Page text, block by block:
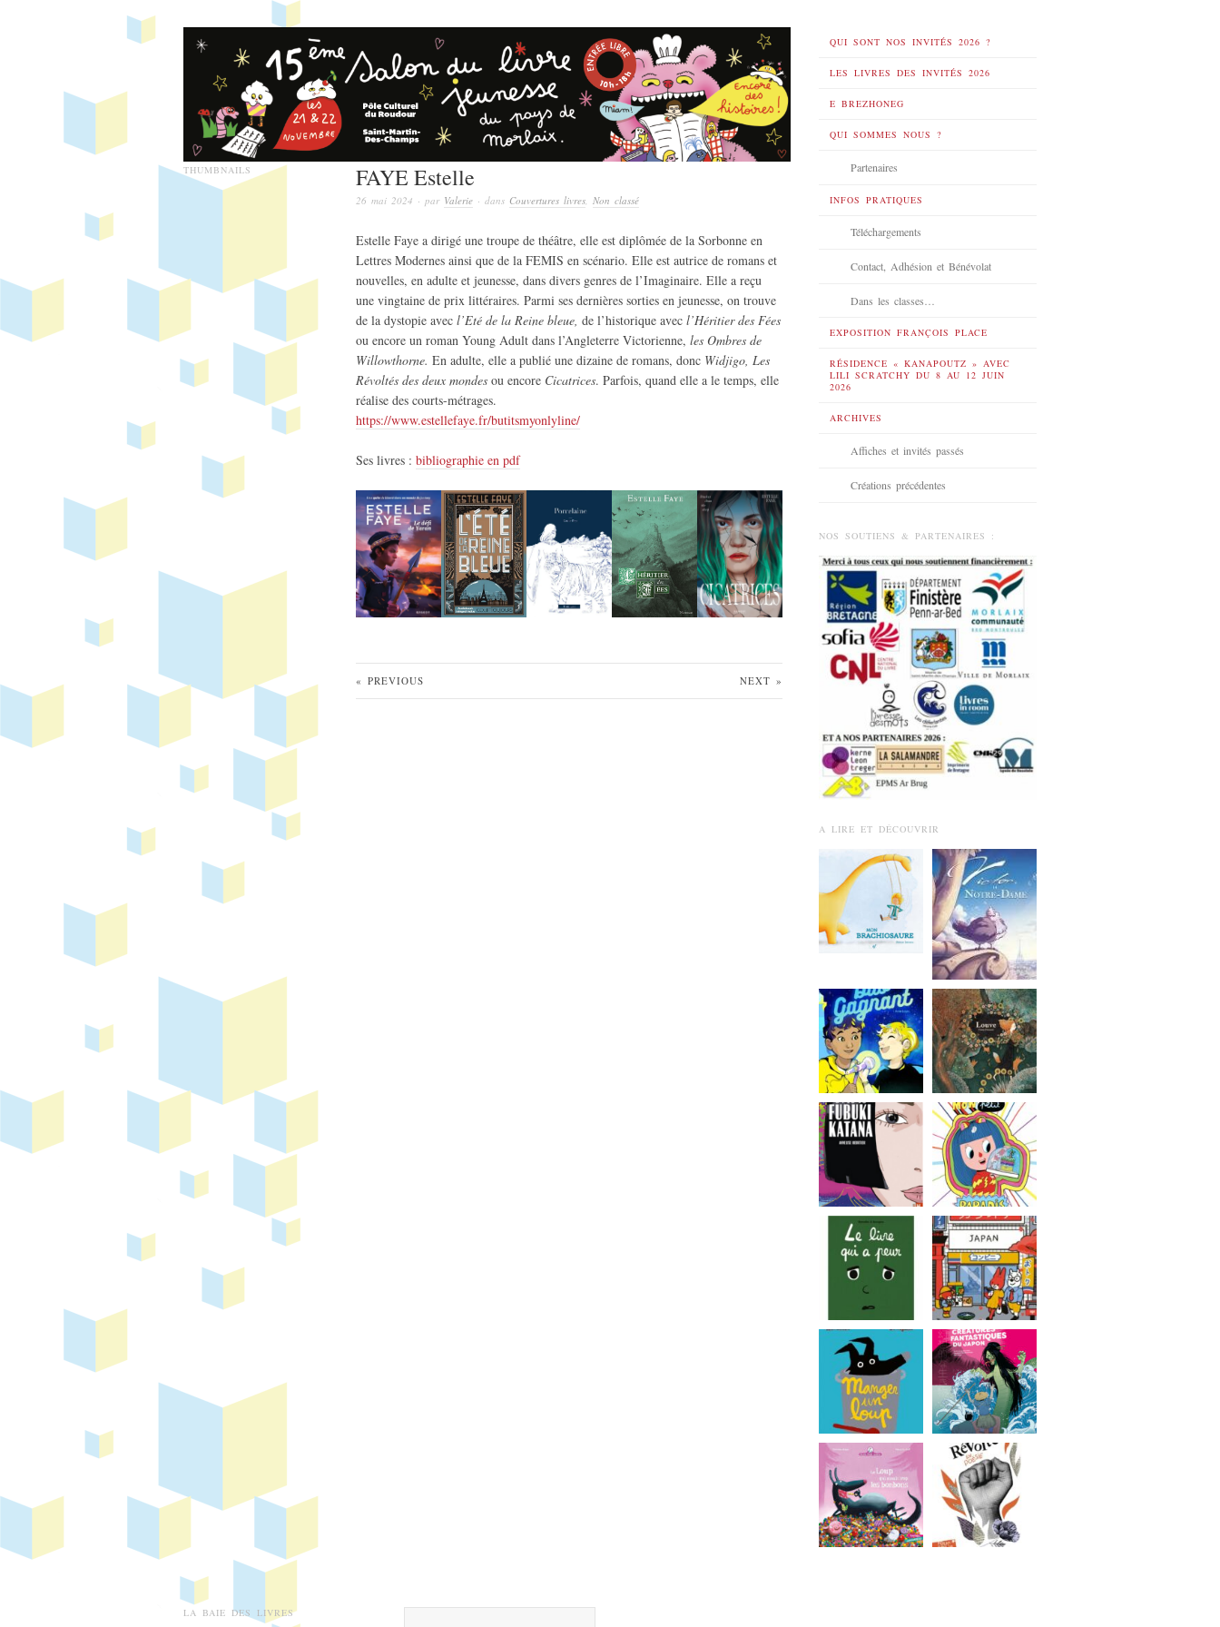
QUI SONT NOS INVITÉS 2026 ?
LES LIVRES DES INVITÉS 2026
E BREZHONEG
QUI SOMMES NOUS ?
Partenaires
INFOS PRATIQUES
Téléchargements
Contact, Adhésion et Bénévolat
Dans les classes…
EXPOSITION FRANÇOIS PLACE
RÉSIDENCE « KANAPOUTZ » AVEC
LILI SCRATCHY DU 8 AU 12 JUIN
2026
ARCHIVES
Affiches et invités passés
Créations précédentes
FAYE Estelle
26 mai 2024 · par Valerie · dans Couvertures livres, Non classé
Estelle Faye a dirigé une troupe de théâtre, elle est diplômée de la Sorbonne en
Lettres Modernes ainsi que de la FEMIS en scénario. Elle est autrice de romans et
nouvelles, en adulte et jeunesse, dans divers genres de l’Imaginaire. Elle a reçu
une vingtaine de prix littéraires. Parmi ses dernières sorties en jeunesse, on trouve
de la dystopie avec l’Eté de la Reine bleue, de l’historique avec l’Héritier des Fées
ou encore un roman Young Adult dans l’Angleterre Victorienne, les Ombres de
Willowthorne. En adulte, elle a publié une dizaine de romans, donc Widjigo, Les
Révoltés des deux mondes ou encore Cicatrices. Parfois, quand elle a le temps, elle
réalise des courts-métrages.
https://www.estellefaye.fr/butitsmyonlyline/
Ses livres : bibliographie en pdf
« PREVIOUS NEXT »
THUMBNAILS
NOS SOUTIENS & PARTENAIRES :
A LIRE ET DÉCOUVRIR
LA BAIE DES LIVRES